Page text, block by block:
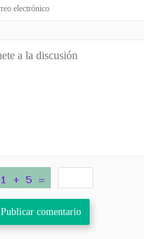
Publicar comentario